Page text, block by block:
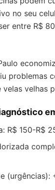
no seu
entre R$
problemas
velhas
R$ 150-R$
(urgências):